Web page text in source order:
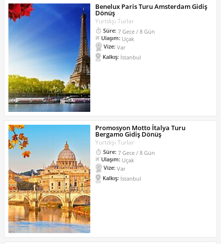
Benelux Paris Turu Amsterdam Gidiş
Dönüş
Yurtdışı Turlar
Süre: 7 Gece / 8 Gün
Ulaşım: Uçak
Vize: Var
Kalkış: İstanbul
Promosyon Motto İtalya Turu
Bergamo Gidiş Dönüş
Yurtdışı Turlar
Süre: 7 Gece / 8 Gün
Ulaşım: Uçak
Vize: Var
Kalkış: İstanbul